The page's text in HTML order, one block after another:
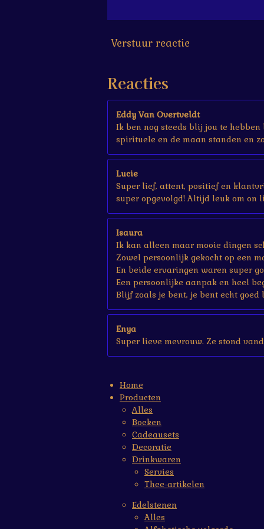
7
Verstuur reactie
Reacties
Eddy Van Overtveldt
Ik ben nog steeds blij jou te
spirituele en de maan standen en
Lucie
Super lief, attent, positief en
super opgevolgd! Altijd leuk om on
Isaura
Ik kan alleen maar mooie dingen
Zowel persoonlijk gekocht op een
En beide ervaringen waren super
Een persoonlijke aanpak en heel
Blijf zoals je bent, je bent echt goed
Enya
Super lieve mevrouw. Ze stond
Home
Producten
Alles
Boeken
Cadeausets
Decoratie
Drinkwaren
Servies
Thee-artikelen
Edelstenen
Alles